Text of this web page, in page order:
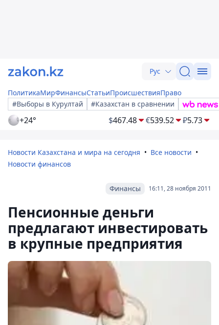
Рус
ПолитикаМирФинансыСтатьиПроисшествияПраво
#Выборы в Курултай
#Казахстан в сравнении
+24° $467.48 €539.52 ₽5.73
Новости Казахстана и мира на сегодня
Все новости
Новости финансов
16:11, 28 ноября 2011
Финансы
Пенсионные деньги
предлагают инвестировать
в крупные предприятия